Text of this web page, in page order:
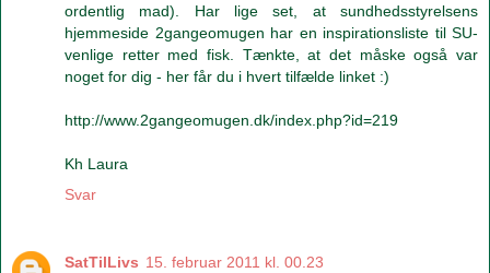
ordentlig mad). Har lige set, at sundhedsstyrelsens
hjemmeside 2gangeomugen har en inspirationsliste til SU-
venlige retter med fisk. Tænkte, at det måske også var
noget for dig - her får du i hvert tilfælde linket :)
http://www.2gangeomugen.dk/index.php?id=219
Kh Laura
Svar
SatTilLivs 15. februar 2011 kl. 00.23